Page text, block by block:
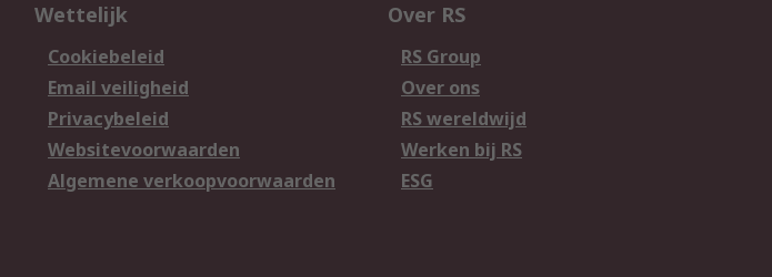
Wettelijk
Cookiebeleid
Email veiligheid
Privacybeleid
Websitevoorwaarden
Algemene verkoopvoorwaarden
Over RS
RS Group
Over ons
RS wereldwijd
Werken bij RS
ESG